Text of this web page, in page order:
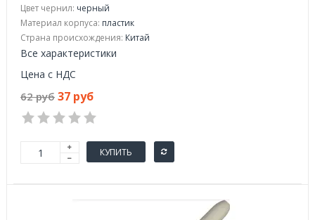
Цвет чернил: черный
Материал корпуса: пластик
Страна происхождения: Китай
Все характеристики
Цена с НДС
62 руб 37 руб
КУПИТЬ